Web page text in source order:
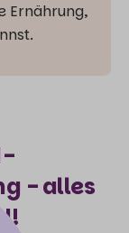
Ernährung,
- alles